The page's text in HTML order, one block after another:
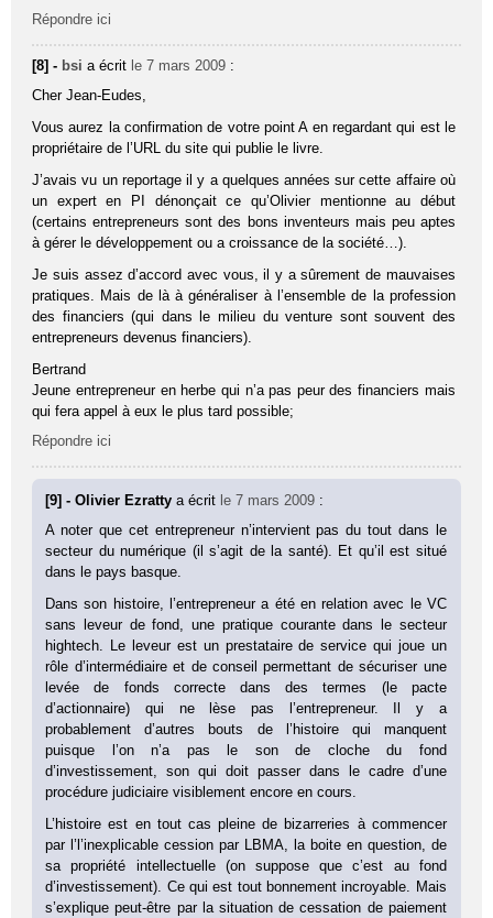
Répondre ici
[8] - bsi a écrit le 7 mars 2009 :
Cher Jean-Eudes,
Vous aurez la confirmation de votre point A en regardant qui est le
propriétaire de l’URL du site qui publie le livre.
J’avais vu un reportage il y a quelques années sur cette affaire où
un expert en PI dénonçait ce qu’Olivier mentionne au début
(certains entrepreneurs sont des bons inventeurs mais peu aptes
à gérer le développement ou a croissance de la société…).
Je suis assez d’accord avec vous, il y a sûrement de mauvaises
pratiques. Mais de là à généraliser à l’ensemble de la profession
des financiers (qui dans le milieu du venture sont souvent des
entrepreneurs devenus financiers).
Bertrand
Jeune entrepreneur en herbe qui n’a pas peur des financiers mais
qui fera appel à eux le plus tard possible;
Répondre ici
[9] - Olivier Ezrattya écrit le 7 mars 2009 :
A noter que cet entrepreneur n’intervient pas du tout dans le
secteur du numérique (il s’agit de la santé). Et qu’il est situé
dans le pays basque.
Dans son histoire, l’entrepreneur a été en relation avec le VC
sans leveur de fond, une pratique courante dans le secteur
hightech. Le leveur est un prestataire de service qui joue un
rôle d’intermédiaire et de conseil permettant de sécuriser une
levée de fonds correcte dans des termes (le pacte
d’actionnaire) qui ne lèse pas l’entrepreneur. Il y a
probablement d’autres bouts de l’histoire qui manquent
puisque l’on n’a pas le son de cloche du fond
d’investissement, son qui doit passer dans le cadre d’une
procédure judiciaire visiblement encore en cours.
L’histoire est en tout cas pleine de bizarreries à commencer
par l’l’inexplicable cession par LBMA, la boite en question, de
sa propriété intellectuelle (on suppose que c’est au fond
d’investissement). Ce qui est tout bonnement incroyable. Mais
s’explique peut-être par la situation de cessation de paiement